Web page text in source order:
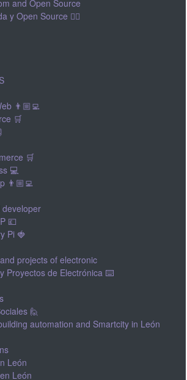
and Open Source
y Open Source 👍🏽
👨🏼‍💻
🛒
🛒
💻
👨🏼‍💻
💷
Pi 🍓
projects of electronic
Proyectos de Electrónica ⌨️
🙋
automation and Smartcity in León
León
León